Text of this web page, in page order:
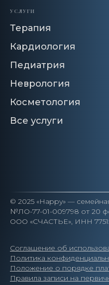
УСЛУГИ
Терапия
Кардиология
Педиатрия
Неврология
Косметология
Все услуги
© 2025 «Happy» —
№ЛО-77-01-009798 от 20
ООО «СЧАСТЬЕ», ИНН
Соглашение об
Политика
Положение о порядке
Правила записи на